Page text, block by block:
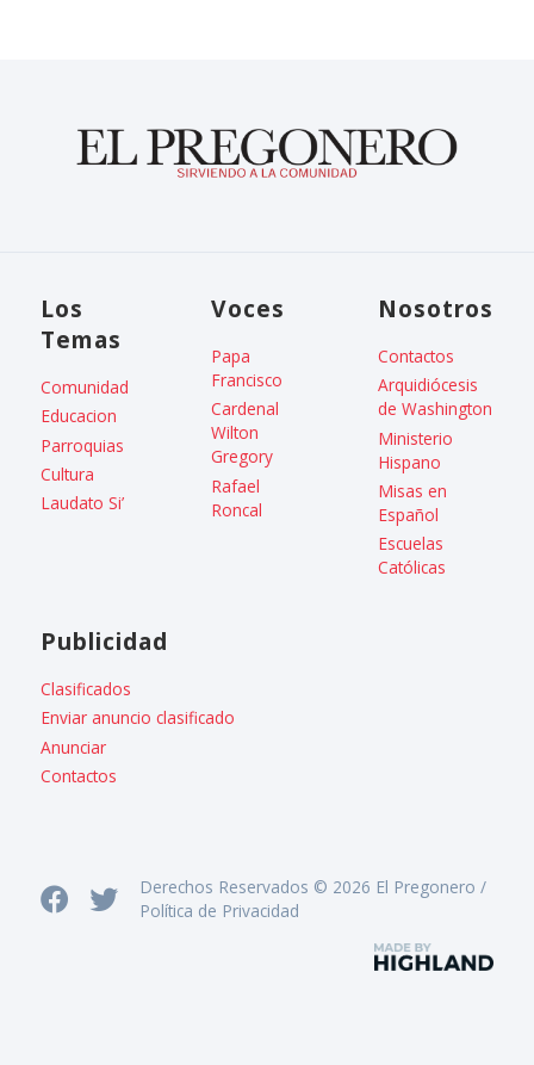
Los
Temas
Comunidad
Educacion
Parroquias
Cultura
Laudato Si’
Voces
Papa
Francisco
Cardenal
Wilton
Gregory
Rafael
Roncal
Nosotros
Contactos
Arquidiócesis
de Washington
Ministerio
Hispano
Misas en
Español
Escuelas
Católicas
Publicidad
Clasificados
Enviar anuncio clasificado
Anunciar
Contactos
Derechos Reservados © 2026 El Pregonero /
Política de Privacidad